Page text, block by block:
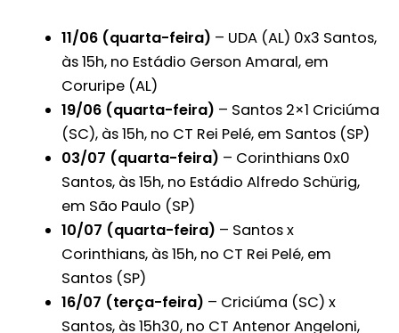
11/06 (quarta-feira) – UDA (AL) 0x3 Santos,
às 15h, no Estádio Gerson Amaral, em
Coruripe (AL)
19/06 (quarta-feira) – Santos 2×1 Criciúma
(SC), às 15h, no CT Rei Pelé, em Santos (SP)
03/07 (quarta-feira) – Corinthians 0x0
Santos, às 15h, no Estádio Alfredo Schürig,
em São Paulo (SP)
10/07 (quarta-feira) – Santos x
Corinthians, às 15h, no CT Rei Pelé, em
Santos (SP)
16/07 (terça-feira) – Criciúma (SC) x
Santos, às 15h30, no CT Antenor Angeloni,